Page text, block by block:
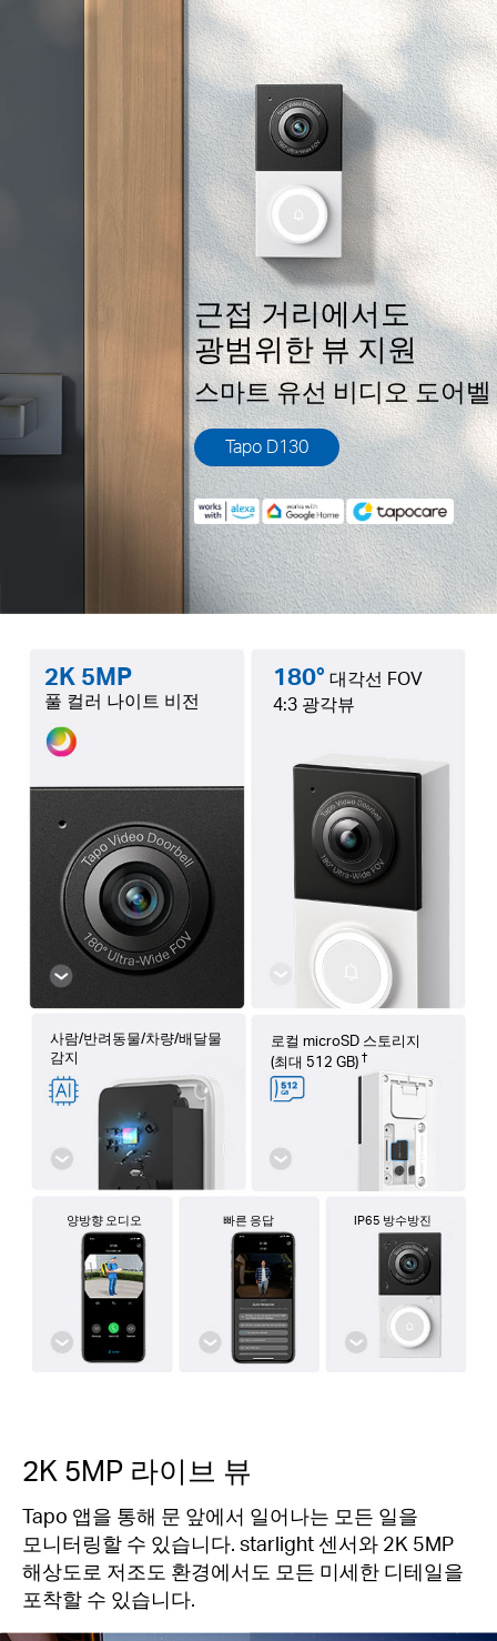
근접 거리에서도
광범위한 뷰 지원
스마트 유선 비디오 도어벨
Tapo D130
2K 5MP
풀 컬러 나이트 비전
180° 대각선 FOV
4:3 광각뷰
사람/반려동물/차량/배달물
감지
로컬 microSD 스토리지
(최대 512 GB)†
양방향 오디오 빠른 응답 IP65 방수방진
2K 5MP 라이브 뷰
Tapo 앱을 통해 문 앞에서 일어나는 모든 일을
모니터링할 수 있습니다. starlight 센서와 2K 5MP
해상도로 저조도 환경에서도 모든 미세한 디테일을
포착할 수 있습니다.